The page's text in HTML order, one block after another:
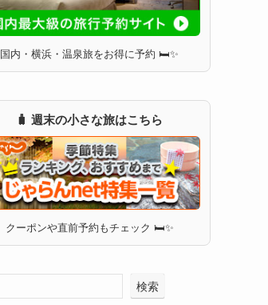
国内・横浜・温泉旅をお得に予約 🛏✨
🧳 週末の小さな旅はこちら
クーポンや直前予約もチェック 🛏✨
検索